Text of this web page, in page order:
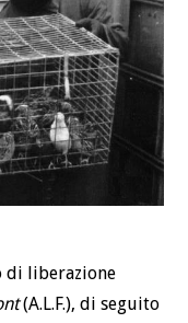
di liberazione
(A.L.F.), di seguito